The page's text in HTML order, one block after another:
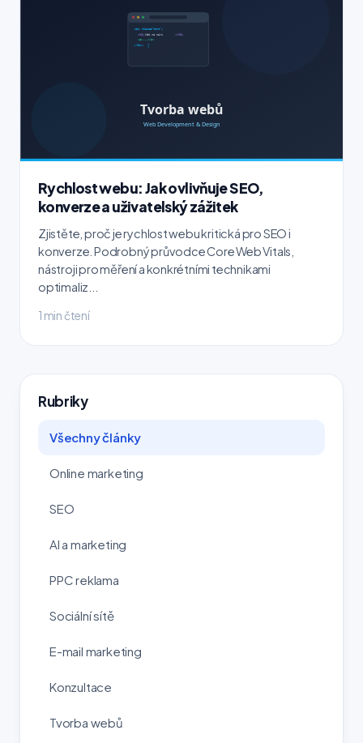
Rychlost webu: Jak ovlivňuje SEO,
konverze a uživatelský zážitek
Zjistěte, proč je rychlost webu kritická pro SEO i
konverze. Podrobný průvodce Core Web Vitals,
nástroji pro měření a konkrétními technikami
optimaliz...
1 min čtení
Rubriky
Všechny články
Online marketing
SEO
AI a marketing
PPC reklama
Sociální sítě
E-mail marketing
Konzultace
Tvorba webů